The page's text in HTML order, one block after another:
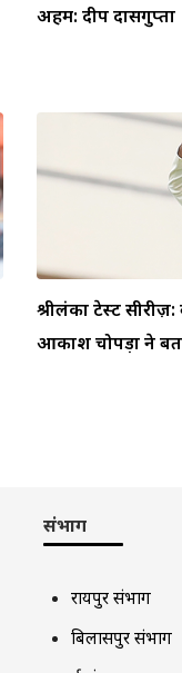
अहम: दीप दासगुप्ता
श्रीलंका टेस्ट
आकाश चोपड़ा ने
संभाग
रायपुर संभाग
बिलासपुर संभाग